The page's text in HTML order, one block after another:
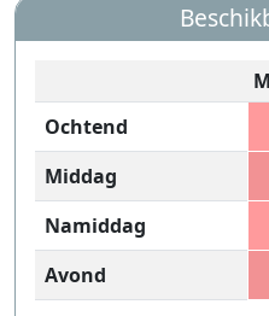
Ochtend
Middag
Namiddag
Avond